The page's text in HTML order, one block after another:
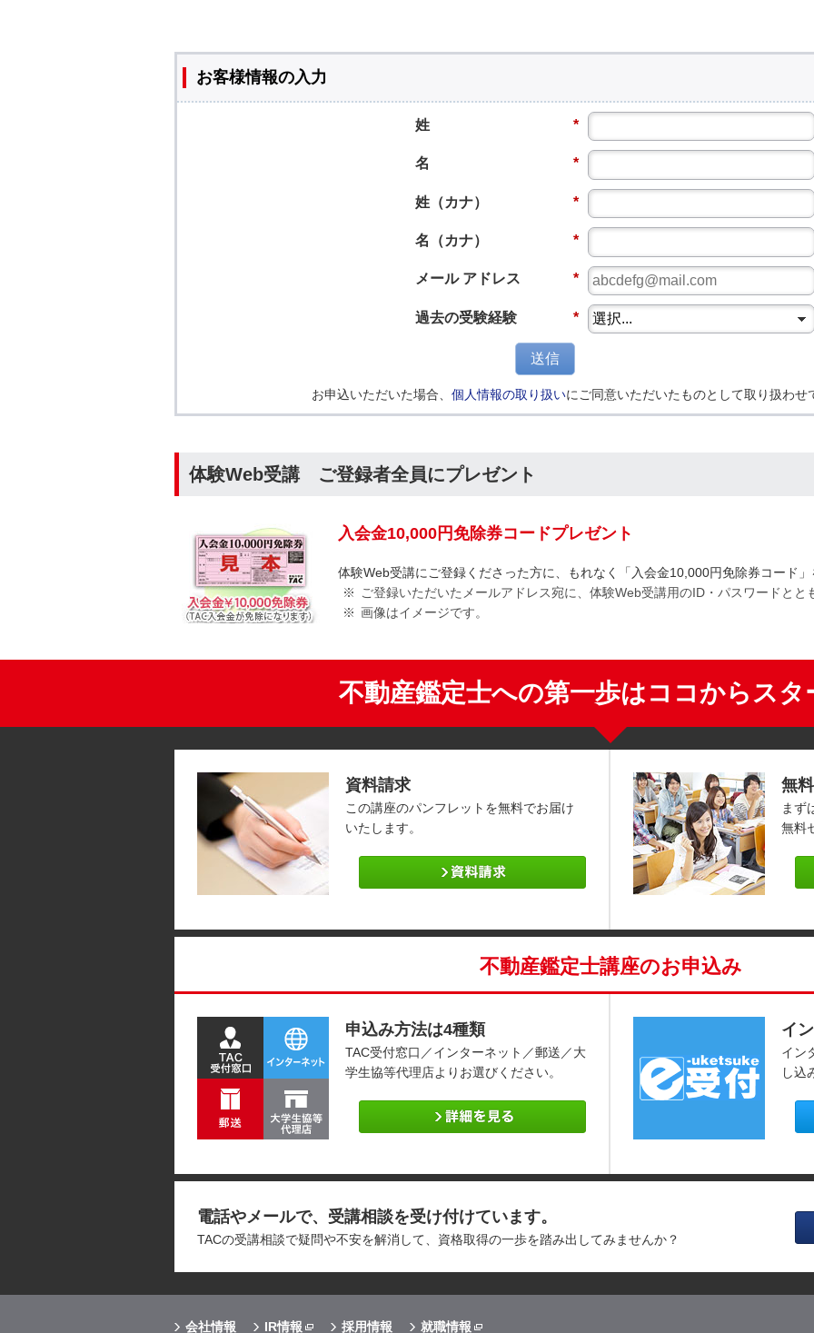
お客様情報の入力
*
姓
*
名
*
姓（カナ）
*
名（カナ）
*
メール アドレス
*
過去の受験経験
送信
お申込いただいた場合、 個人情報の取り扱いにご同意いただいたものとして取り扱わせ
体験Web受講 ご登録者全員にプレゼント
入会金10,000円免除券コードプレゼント
体験Web受講にご登録くださった方に、もれなく「入会金10,000円免除券コード」
ご登録いただいたメールアドレス宛に、体験Web受講用のID・パスワードとと
画像はイメージです。
不動産鑑定士への第一歩はココからスタ
資料請求
この講座のパンフレットを無料でお届け
いたします。
無
まず
無料
不動産鑑定士講座のお申込み
申込み方法は4種類
TAC受付窓口／インターネット／郵送／大
学生協等代理店よりお選びください。
イ
イン
し込
電話やメールで、受講相談を受け付けています。
TACの受講相談で疑問や不安を解消して、資格取得の一歩を踏み出してみませんか？
会社情報 IR情報 採用情報 就職情報